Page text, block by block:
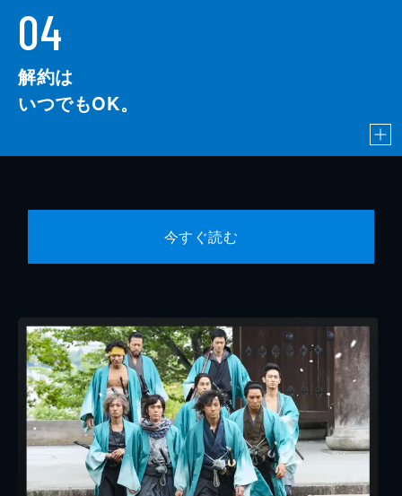
04
解約は
いつでもOK。
今すぐ読む